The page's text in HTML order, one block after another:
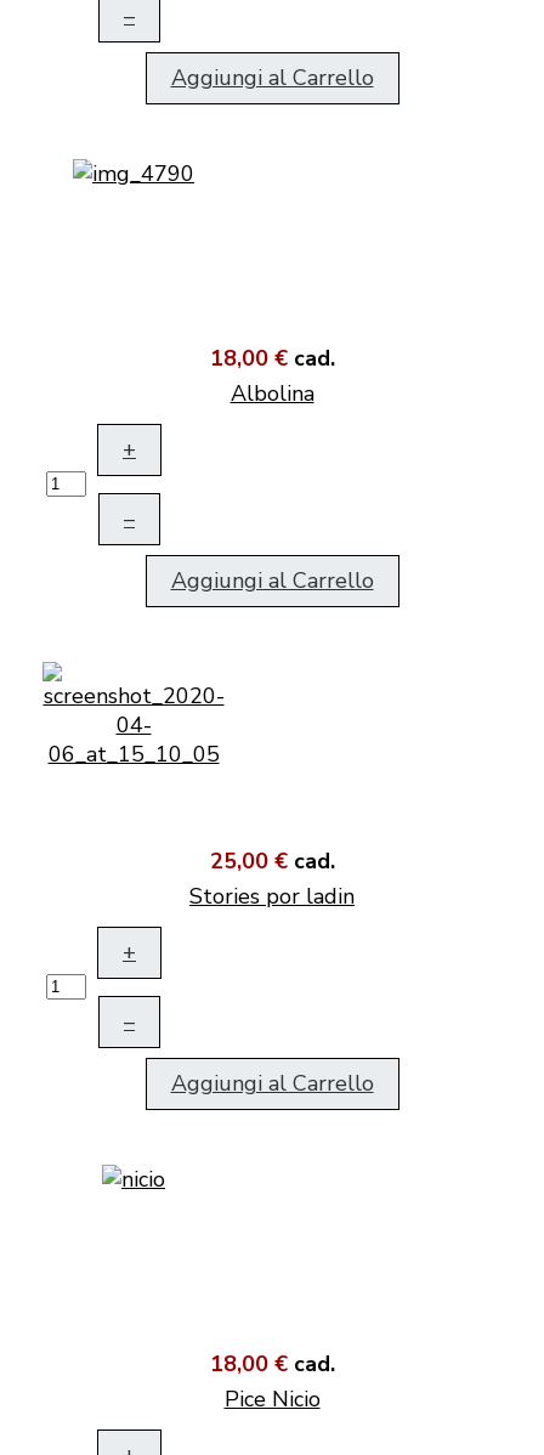
–
Aggiungi al Carrello
18,00 € cad.
Albolina
+
–
Aggiungi al Carrello
25,00 € cad.
Stories por ladin
+
–
Aggiungi al Carrello
18,00 € cad.
Pice Nicio